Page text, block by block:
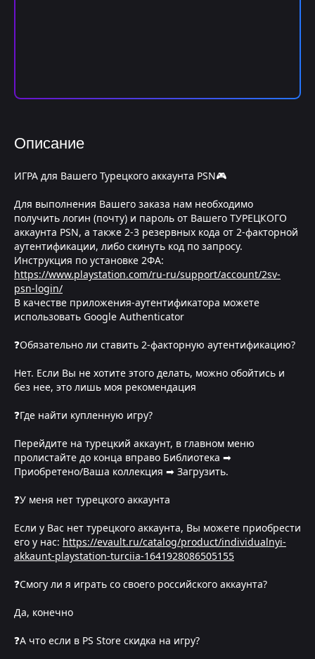
Описание
ИГРА для Вашего Турецкого аккаунта PSN🎮
Для выполнения Вашего заказа нам необходимо
получить логин (почту) и пароль от Вашего ТУРЕЦКОГО
аккаунта PSN, а также 2-3 резервных кода от 2-факторной
аутентификации, либо скинуть код по запросу.
Инструкция по установке 2ФА:
https://www.playstation.com/ru-ru/support/account/2sv-
psn-login/
В качестве приложения-аутентификатора можете
использовать Google Authenticator
❓Обязательно ли ставить 2-факторную аутентификацию?
Нет. Если Вы не хотите этого делать, можно обойтись и
без нее, это лишь моя рекомендация
❓Где найти купленную игру?
Перейдите на турецкий аккаунт, в главном меню
пролистайте до конца вправо Библиотека ➡
Приобретено/Ваша коллекция ➡ Загрузить.
❓У меня нет турецкого аккаунта
Если у Вас нет турецкого аккаунта, Вы можете приобрести
его у нас: https://evault.ru/catalog/product/individualnyi-
akkaunt-playstation-turciia-1641928086505155
❓Смогу ли я играть со своего российского аккаунта?
Да, конечно
❓А что если в PS Store скидка на игру?